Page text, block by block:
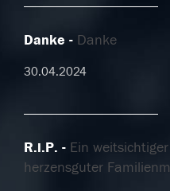
Danke Danke
30.04.2024
R.i.P.
Ein
herzensguter